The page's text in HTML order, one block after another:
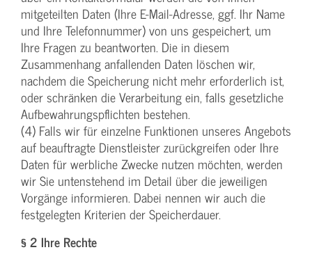
mitgeteilten Daten (Ihre E-Mail-Adresse, ggf. Ihr Name
und Ihre Telefonnummer) von uns gespeichert, um
Ihre Fragen zu beantworten. Die in diesem
Zusammenhang anfallenden Daten löschen wir,
nachdem die Speicherung nicht mehr erforderlich ist,
oder schränken die Verarbeitung ein, falls gesetzliche
Aufbewahrungspflichten bestehen.
(4) Falls wir für einzelne Funktionen unseres Angebots
auf beauftragte Dienstleister zurückgreifen oder Ihre
Daten für werbliche Zwecke nutzen möchten, werden
wir Sie untenstehend im Detail über die jeweiligen
Vorgänge informieren. Dabei nennen wir auch die
festgelegten Kriterien der Speicherdauer.
§ 2 Ihre Rechte